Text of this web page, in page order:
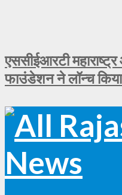
एससीईआरटी
फाउंडेशन ने लॉन्च